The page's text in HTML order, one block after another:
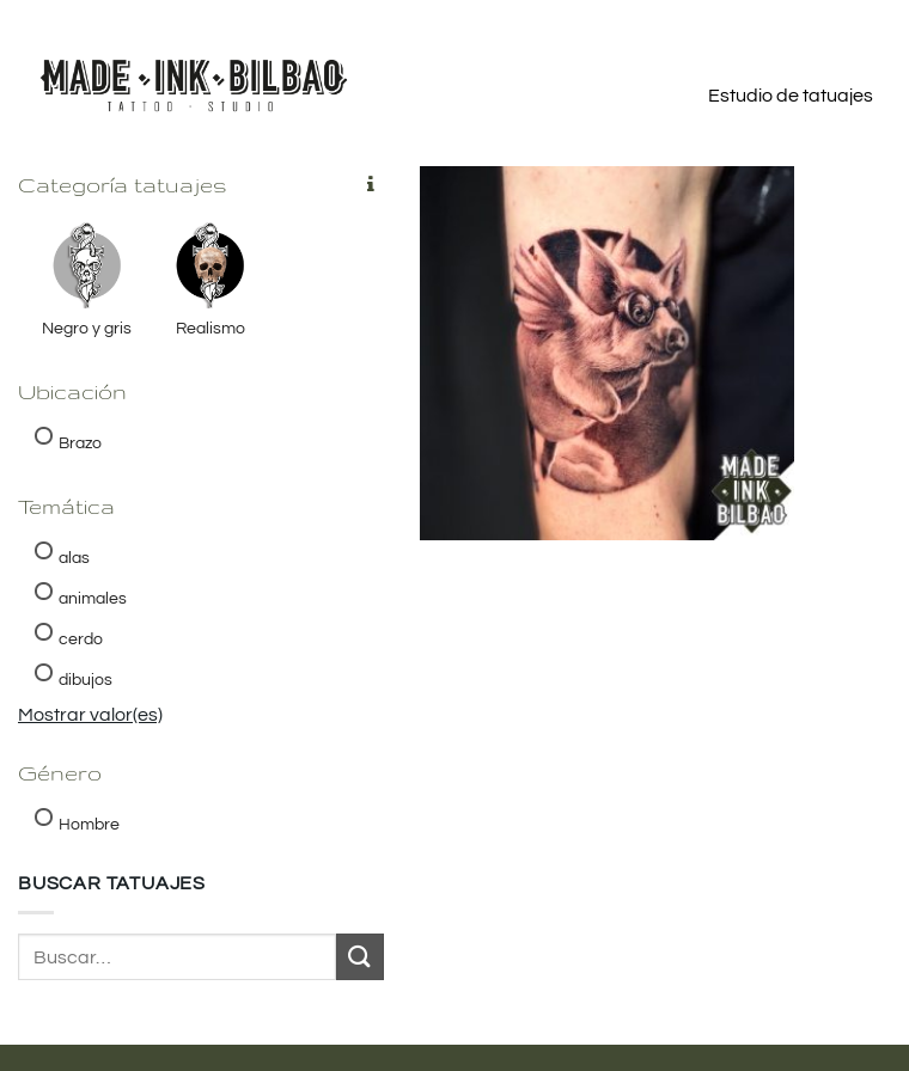
contenido
Estudio de tatuajes
Categoría tatuajes
Negro y gris Realismo
Ubicación
Brazo
Temática
alas
animales
cerdo
dibujos
Mostrar valor(es)
Género
Hombre
BUSCAR TATUAJES